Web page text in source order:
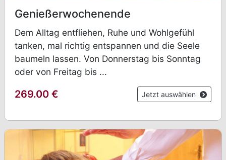
Genießerwochenende
Dem Alltag entfliehen, Ruhe und Wohlgefühl
tanken, mal richtig entspannen und die Seele
baumeln lassen. Von Donnerstag bis Sonntag
oder von Freitag bis ...
269.00 € Jetzt auswählen